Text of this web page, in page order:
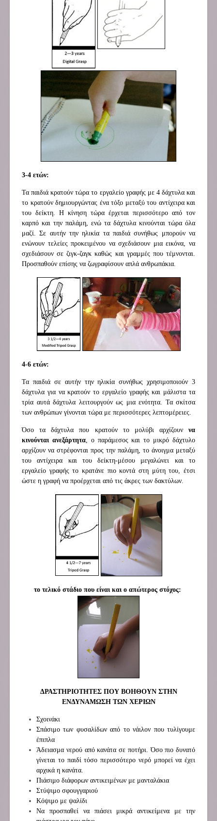
3-4 ετών:
Τα παιδιά κρατούν τώρα το εργαλείο γραφής με 4 δάχτυλα και
το κρατούν δημιουργώντας ένα τόξο μεταξύ του αντίχειρα και
του δείκτη. Η κίνηση τώρα έρχεται περισσότερο από τον
καρπό και την παλάμη, ενώ τα δάχτυλα κινούνται τώρα όλα
μαζί. Σε αυτήν την ηλικία τα παιδιά συνήθως μπορούν να
ενώνουν τελείες προκειμένου να σχεδιάσουν μια εικόνα, να
σχεδιάσουν σε ζιγκ-ζαγκ καθώς και γραμμές που τέμνονται.
Προσπαθούν επίσης να ζωγραφίσουν απλά ανθρωπάκια.
4-6 ετών:
Τα παιδιά σε αυτήν την ηλικία συνήθως χρησιμοποιούν 3
δάχτυλα για να κρατούν το εργαλείο γραφής και μάλιστα τα
τρία αυτά δάχτυλα λειτουργούν ως μια ενότητα. Τα σκίτσα
των ανθρώπων γίνονται τώρα με περισσότερες λεπτομέρειες.
Όσο τα δάχτυλα που κρατούν το μολύβι αρχίζουν να
κινούνται ανεξάρτητα, ο παράμεσος και το μικρό δάχτυλο
αρχίζουν να στρέφονται προς την παλάμη, το άνοιγμα μεταξύ
του αντίχειρα και του δείκτη-μέσου μεγαλώνει και το
εργαλείο γραφής το κρατάνε πιο κοντά στη μύτη του, έτσι
ώστε η γραφή να προέρχεται από τις άκρες των δακτύλων.
το τελικό στάδιο που είναι και ο απώτερος στόχος:
ΔΡΑΣΤΗΡΙΟΤΗΤΕΣ ΠΟΥ ΒΟΗΘΟΥΝ ΣΤΗΝ
ΕΝΔΥΝΑΜΩΣΗ ΤΩΝ ΧΕΡΙΩΝ
Σχοινάκι
Σπάσιμο των φυσαλίδων από το νάιλον που τυλίγουμε
έπιπλα
Άδειασμα νερού από κανάτα σε ποτήρι. Όσο πιο δυνατό
γίνεται το παιδί τόσο περισσότερο νερό μπορεί να έχει
αρχικά η κανάτα.
Πιάσιμο διάφορων αντικειμένων με μανταλάκια
Στύψιμο σφουγγαριού
Κόψιμο με ψαλίδι
Να προσπαθεί να πιάσει μικρά αντικείμενα με την